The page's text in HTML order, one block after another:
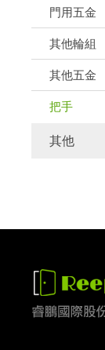
門用五金
其他輪組
其他五金
把手
其他